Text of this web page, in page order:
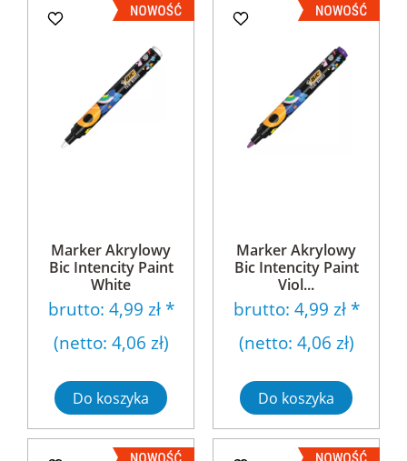
Marker Akrylowy
Bic Intencity Paint
White
brutto: 4,99 zł*
(netto: 4,06 zł)
Do koszyka
Marker Akrylowy
Bic Intencity Paint
Viol...
brutto: 4,99 zł*
(netto: 4,06 zł)
Do koszyka